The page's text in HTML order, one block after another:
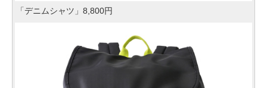
「デニムシャツ」8,800円